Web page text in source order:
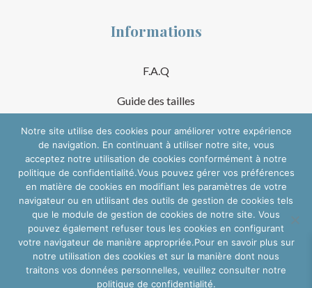
Informations
F.A.Q
Guide des tailles
Mentions Légales
Conditions Générales de Vente
Suivre sur les réseaux
Notre site utilise des cookies pour améliorer votre expérience
de navigation. En continuant à utiliser notre site, vous
acceptez notre utilisation de cookies conformément à notre
politique de confidentialité.Vous pouvez gérer vos préférences
en matière de cookies en modifiant les paramètres de votre
navigateur ou en utilisant des outils de gestion de cookies tels
que le module de gestion de cookies de notre site. Vous
pouvez également refuser tous les cookies en configurant
votre navigateur de manière appropriée.Pour en savoir plus sur
notre utilisation des cookies et sur la manière dont nous
traitons vos données personnelles, veuillez consulter notre
politique de confidentialité.